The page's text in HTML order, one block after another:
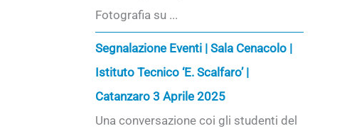
Fotografia su ...
Segnalazione Eventi | Sala Cenacolo |
Istituto Tecnico ‘E. Scalfaro’ |
Catanzaro 3 Aprile 2025
Una conversazione coi gli studenti del